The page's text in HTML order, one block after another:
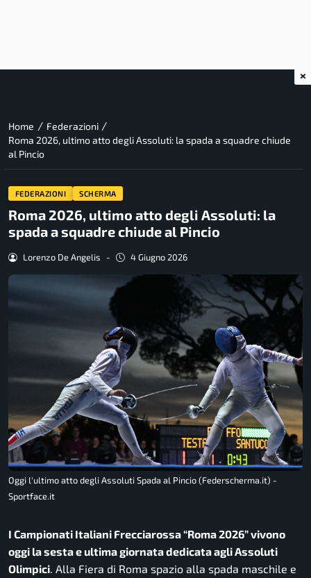
Home / Federazioni /
Roma 2026, ultimo atto degli Assoluti: la spada a squadre chiude
al Pincio
FEDERAZIONI SCHERMA
Roma 2026, ultimo atto degli Assoluti: la
spada a squadre chiude al Pincio
Lorenzo De Angelis - 4 Giugno 2026
Oggi l'ultimo atto degli Assoluti Spada al Pincio (Federscherma.it) -
Sportface.it
I Campionati Italiani Frecciarossa “Roma 2026” vivono
oggi la sesta e ultima giornata dedicata agli Assoluti
Olimpici. Alla Fiera di Roma spazio alla spada maschile e
×